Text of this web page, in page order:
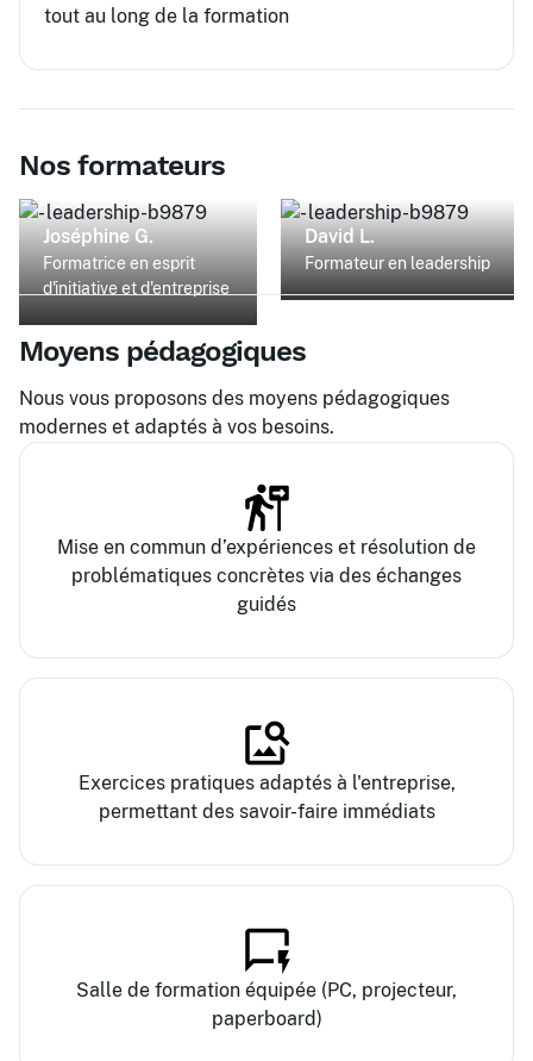
tout au long de la formation
Nos formateurs
Joséphine G.
Formatrice en esprit
d'initiative et d'entreprise
David L.
Formateur en leadership
Moyens pédagogiques
Nous vous proposons des moyens pédagogiques
modernes et adaptés à vos besoins.
Mise en commun d’expériences et résolution de
problématiques concrètes via des échanges
guidés
Exercices pratiques adaptés à l'entreprise,
permettant des savoir-faire immédiats
Salle de formation équipée (PC, projecteur,
paperboard)